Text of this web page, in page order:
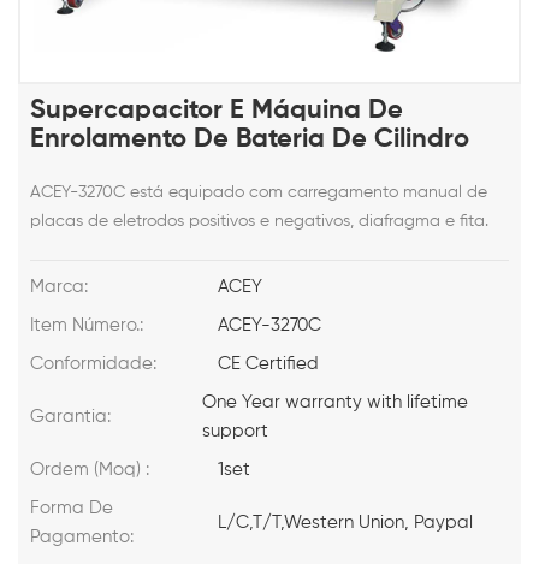
Supercapacitor E Máquina De
Enrolamento De Bateria De Cilindro
ACEY-3270C está equipado com carregamento manual de
placas de eletrodos positivos e negativos, diafragma e fita.
Marca: ACEY
Item Número.: ACEY-3270C
Conformidade: CE Certified
Garantia:
One Year warranty with lifetime
support
Ordem (Moq) : 1set
Forma De
Pagamento:
L/C,T/T,Western Union, Paypal